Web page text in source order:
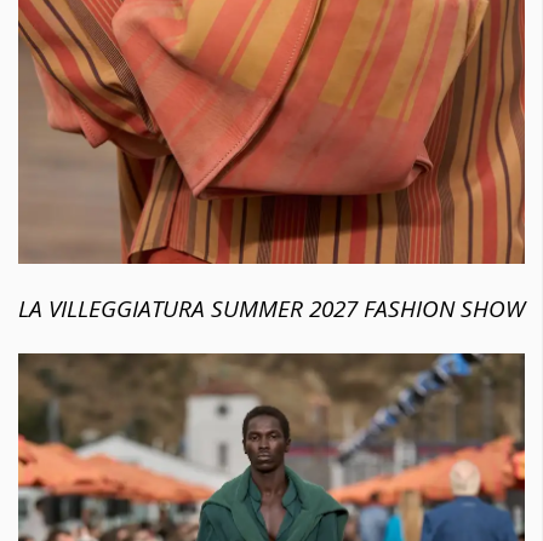
LA VILLEGGIATURA SUMMER 2027 FASHION SHOW